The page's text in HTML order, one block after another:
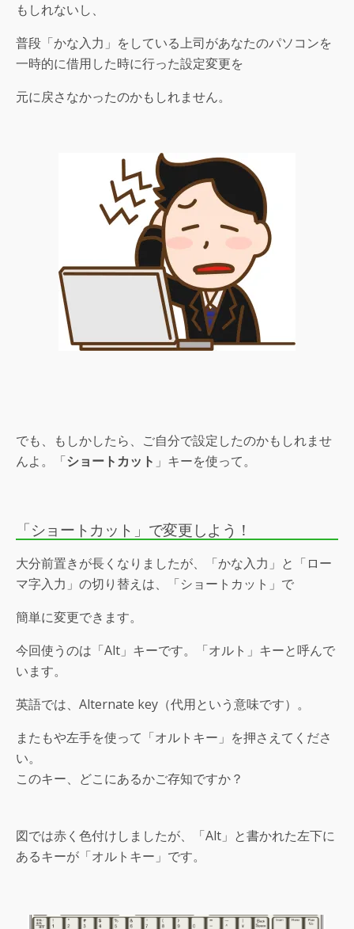
もしれないし、
普段「かな入力」をしている上司があなたのパソコンを
一時的に借用した時に行った設定変更を
元に戻さなかったのかもしれません。
でも、もしかしたら、ご自分で設定したのかもしれませ
んよ。「ショートカット 」キーを使って。
「ショートカット」で変更しよう！
大分前置きが長くなりましたが、「かな入力」と「ロー
マ字入力」の切り替えは、「ショートカット」で
簡単に変更できます。
今回使うのは「Alt」キーです。「オルト」キーと呼んで
います。
英語では、Alternate key（代用という意味です）。
またもや左手を使って「オルトキー」を押さえてくださ
い。
このキー、どこにあるかご存知ですか？
図では赤く色付けしましたが、「Alt」と書かれた左下に
あるキーが「オルトキー」です。